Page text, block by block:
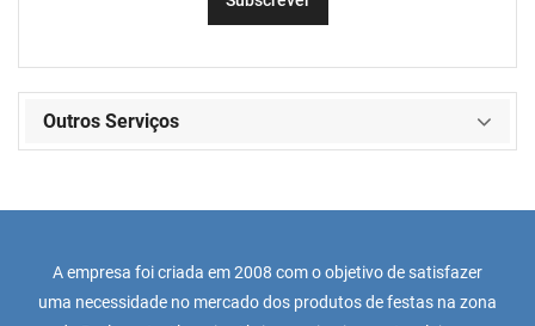
Outros Serviços
A empresa foi criada em 2008 com o objetivo de satisfazer
uma necessidade no mercado dos produtos de festas na zona